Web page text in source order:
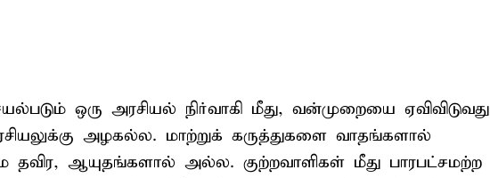
ஒரு அரசியல் நிர்வாகி மீது, வன்முறையை ஏவிவிடுவது
அழகல்ல. மாற்றுக் கருத்துகளை வாதங்களால்
ஆயுதங்களால் அல்ல. குற்றவாளிகள் மீது பாரபட்சமற்ற